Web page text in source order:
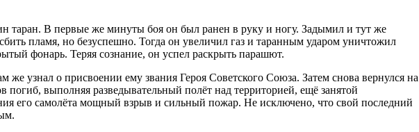
таран. В первые же минуты боя он был ранен в руку и ногу. Задымил и тут же
пламя, но безуспешно. Тогда он увеличил газ и таранным ударом уничтожил
фонарь. Теряя сознание, он успел раскрыть парашют.
же узнал о присвоении ему звания Героя Советского Союза. Затем снова вернулся на
выполняя разведывательный полёт над территорией, ещё занятой
его самолёта мощный взрыв и сильный пожар. Не исключено, что свой последний